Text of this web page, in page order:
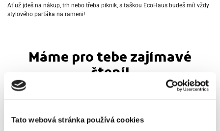
Tato webová stránka používá cookies
Ať už jdeš na nákup, trh nebo třeba piknik, s taškou EcoHaus budeš mít vždy
stylového parťáka na rameni!
Máme pro tebe zajímavé
čtení!